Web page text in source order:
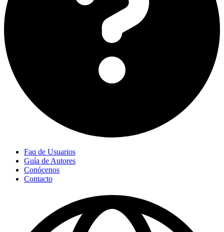
Faq de Usuarios
Guía de Autores
Conócenos
Contacto